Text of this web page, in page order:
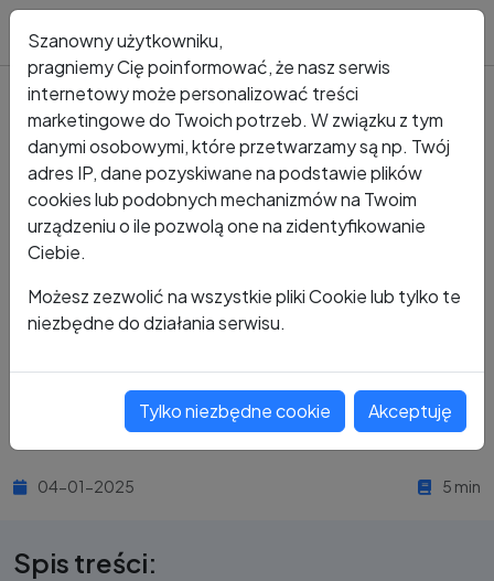
Strona główna
Blog
Jak unikać pułapek phishingowych w skrzynce
pocztowej? Na co zwrócić uwagę?
Jak unikać pułapek
phishingowych w skrzynce
uwagę?
04-01-2025 5 min
Spis treści:
Szanowny użytkowniku,
pragniemy Cię poinformować, że nasz serwis
internetowy może personalizować treści
marketingowe do Twoich potrzeb. W związku z tym
danymi osobowymi, które przetwarzamy są np. Twój
adres IP, dane pozyskiwane na podstawie plików
cookies lub podobnych mechanizmów na Twoim
urządzeniu o ile pozwolą one na zidentyfikowanie
Ciebie.
Możesz zezwolić na wszystkie pliki Cookie lub tylko te
niezbędne do działania serwisu.
Tylko niezbędne cookie Akceptuję